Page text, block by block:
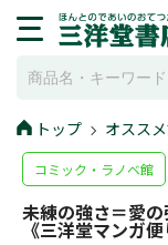
トップ オスス
コミック・ラノベ館
未練の強さ＝愛
《三洋堂マンガ